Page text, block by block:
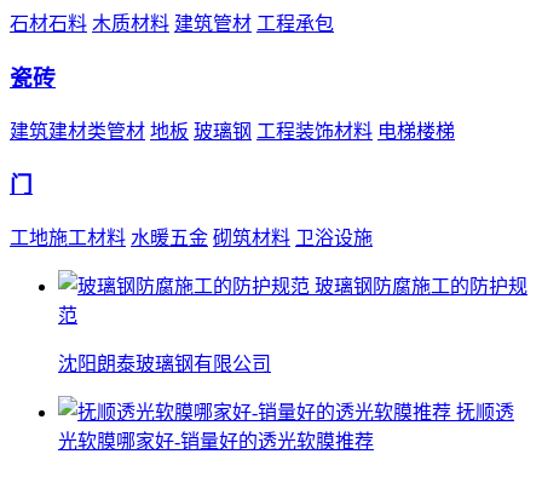
石材石料 木质材料 建筑管材 工程承包
瓷砖
建筑建材类管材 地板 玻璃钢 工程装饰材料 电梯楼梯
门
工地施工材料 水暖五金 砌筑材料 卫浴设施
玻璃钢防腐施工的防护规
范
沈阳朗泰玻璃钢有限公司
抚顺透
光软膜哪家好-销量好的透光软膜推荐